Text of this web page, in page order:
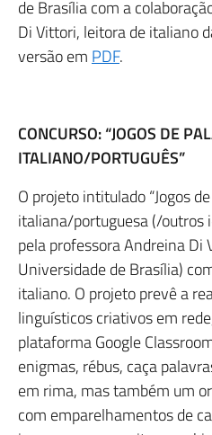
de Brasília com a
Di Vittori, leitora de italiano
versão em PDF.
CONCURSO: “JOGOS DE
ITALIANO/PORTUGUÊS”
O projeto intitulado “Jogos
italiana/portuguesa (/outros
pela professora Andreina Di
Universidade de Brasília)
italiano. O projeto prevê a
linguísticos criativos em
plataforma Google
enigmas, rébus, caça
em rima, mas também um
com emparelhamentos de